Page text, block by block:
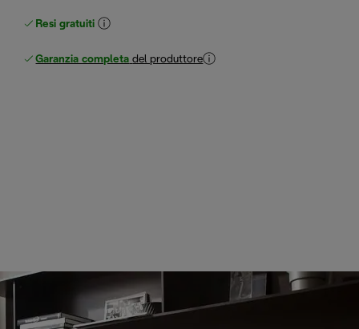
Resi gratuiti
Garanzia completa del produttore